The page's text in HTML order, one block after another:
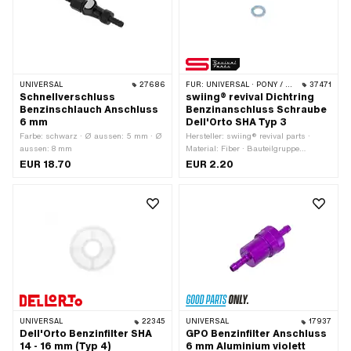
UNIVERSAL 27686
Schnellverschluss
Benzinschlauch Anschluss
6 mm
Farbe: schwarz · Ø aussen: 5 mm · Ø
aussen: 8 mm
EUR 18.70
FÜR: UNIVERSAL · PONY / CILO (BETA 521 & 512) · PIAGGIO 37471
swiing® revival Dichtring
Benzinanschluss Schraube
Dell'Orto SHA Typ 3
Hersteller: swiing® revival parts ·
Material: Fiber · Bauteilgruppe
Vergaser: Dichten, Revidieren ·
EUR 2.20
UNIVERSAL 22345
Dell'Orto Benzinfilter SHA
14 - 16 mm (Typ 4)
UNIVERSAL 17937
GPO Benzinfilter Anschluss
6 mm Aluminium violett